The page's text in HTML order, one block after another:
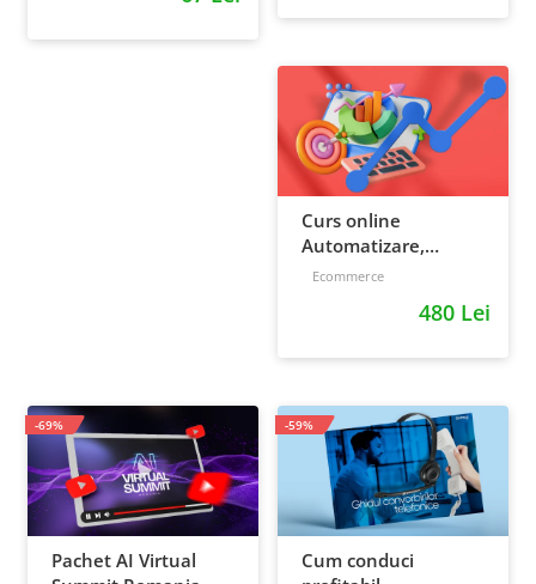
Curs online
Automatizare,
scalare si loializare:
strategia de business
Ecommerce
480 Lei
Pachet AI Virtual
-69%
Cum conduci
-59%